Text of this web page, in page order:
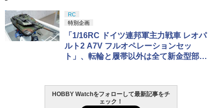
RC
特別企画
「1/16RC ドイツ連邦軍主力戦車 レオパ
ルト2 A7V フルオペレーションセッ
ト」、転輪と履帯以外は全て新金型部品
HOBBY Watchをフォローして最新記事をチ
ェック！